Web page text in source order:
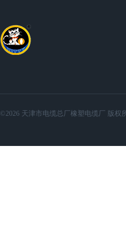
©2026 天津市电缆总厂橡塑电缆厂 版权